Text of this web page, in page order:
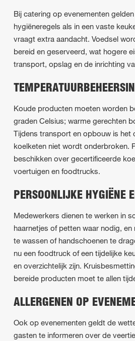
Bij catering op evenementen
hygiëneregels als in een vaste
vraagt extra aandacht. Voedsel
bereid en geserveerd, wat hogere
transport, opslag en de inrichting
Koude producten moeten worden
graden Celsius; warme gerechten
Tijdens transport en opbouw is het
koelketen niet wordt onderbroken.
beschikken over gecertificeerde
voertuigen en foodtrucks.
PERSOONLIJKE HYGIËNE
Medewerkers dienen te werken in
haarnetjes of petten waar nodig,
te wassen of handschoenen te
nu een foodtruck of een tijdelijke
en overzichtelijk zijn.
bereide producten moet te allen
ALLERGENEN OP
Ook op evenementen geldt de
gasten te informeren over de